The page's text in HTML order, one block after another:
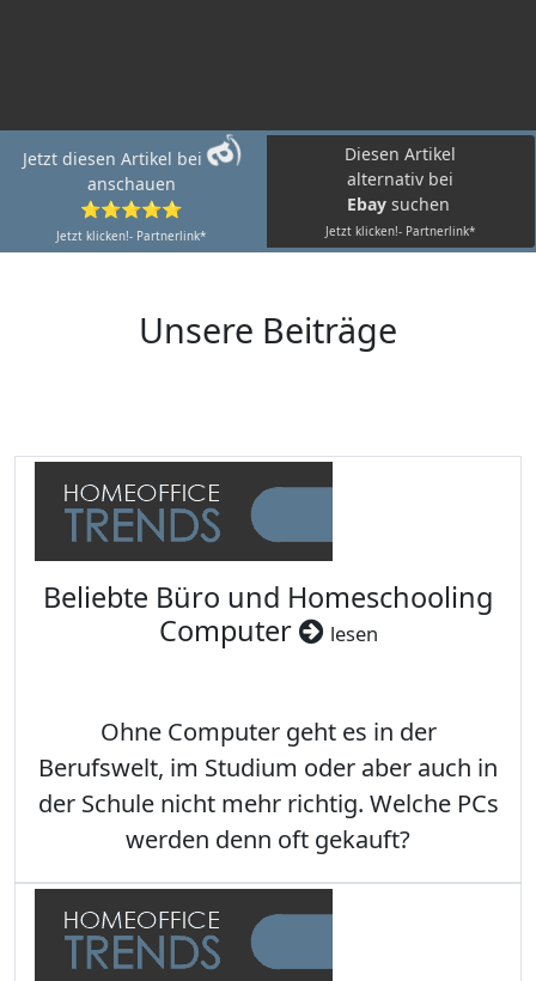
Jetzt diesen Artikel bei
anschauen
⭐⭐⭐⭐⭐
Jetzt klicken!- Partnerlink*
Diesen Artikel
alternativ bei
Ebay suchen
Jetzt klicken!- Partnerlink*
Unsere Beiträge
Beliebte Büro und Homeschooling
Computer
lesen
Ohne Computer geht es in der
Berufswelt, im Studium oder aber auch in
der Schule nicht mehr richtig. Welche PCs
werden denn oft gekauft?